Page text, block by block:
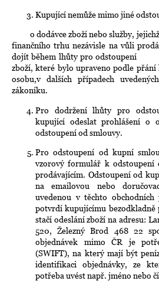
Kupující nemůže mimo jiné
o dodávce zboží nebo služby, jejichž
finančního trhu nezávisle na vůli
dojít během lhůty pro odstoupení
zboží, které bylo upraveno podle
osobu,v dalších případech
zákoníku.
Pro dodržení lhůty pro
kupující odeslat prohlášení o
odstoupení od smlouvy.
Pro odstoupení od kupní
vzorový formulář k odstoupení
prodávajícím. Odstoupení od
na emailovou nebo
uvedenou v těchto obchodních
potvrdí kupujícímu
stačí odeslání zboží na adresu:
520, Železný Brod 468 22
objednávek mimo ČR je
(SWIFT), na který mají být
identifikaci objednávky, ze
potřeba uvést např. jméno nebo